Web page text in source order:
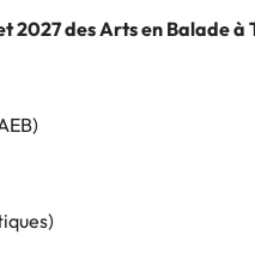
2027 des Arts en Balade à